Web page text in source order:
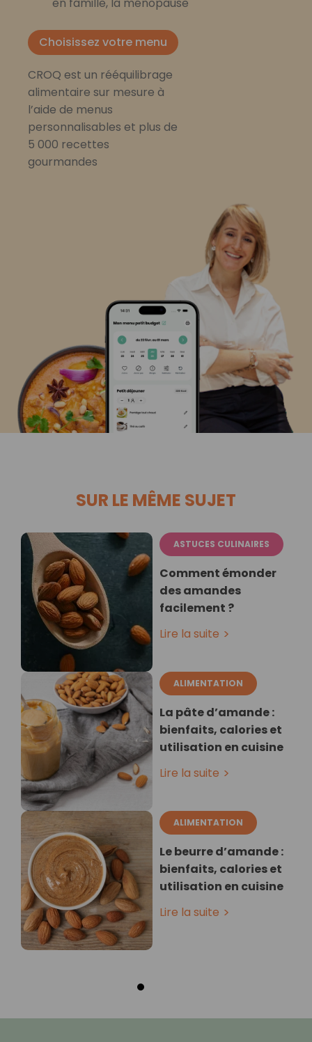
en famille, la ménopause
Choisissez votre menu
CROQ est un rééquilibrage
alimentaire sur mesure à
l’aide de menus
personnalisables et plus de
5 000 recettes
gourmandes
SUR LE MÊME SUJET
ASTUCES CULINAIRES
Comment émonder
des amandes
facilement ?
Lire la suite
ALIMENTATION
La pâte d’amande :
bienfaits, calories et
utilisation en cuisine
Lire la suite
ALIMENTATION
Le beurre d’amande :
bienfaits, calories et
utilisation en cuisine
Lire la suite